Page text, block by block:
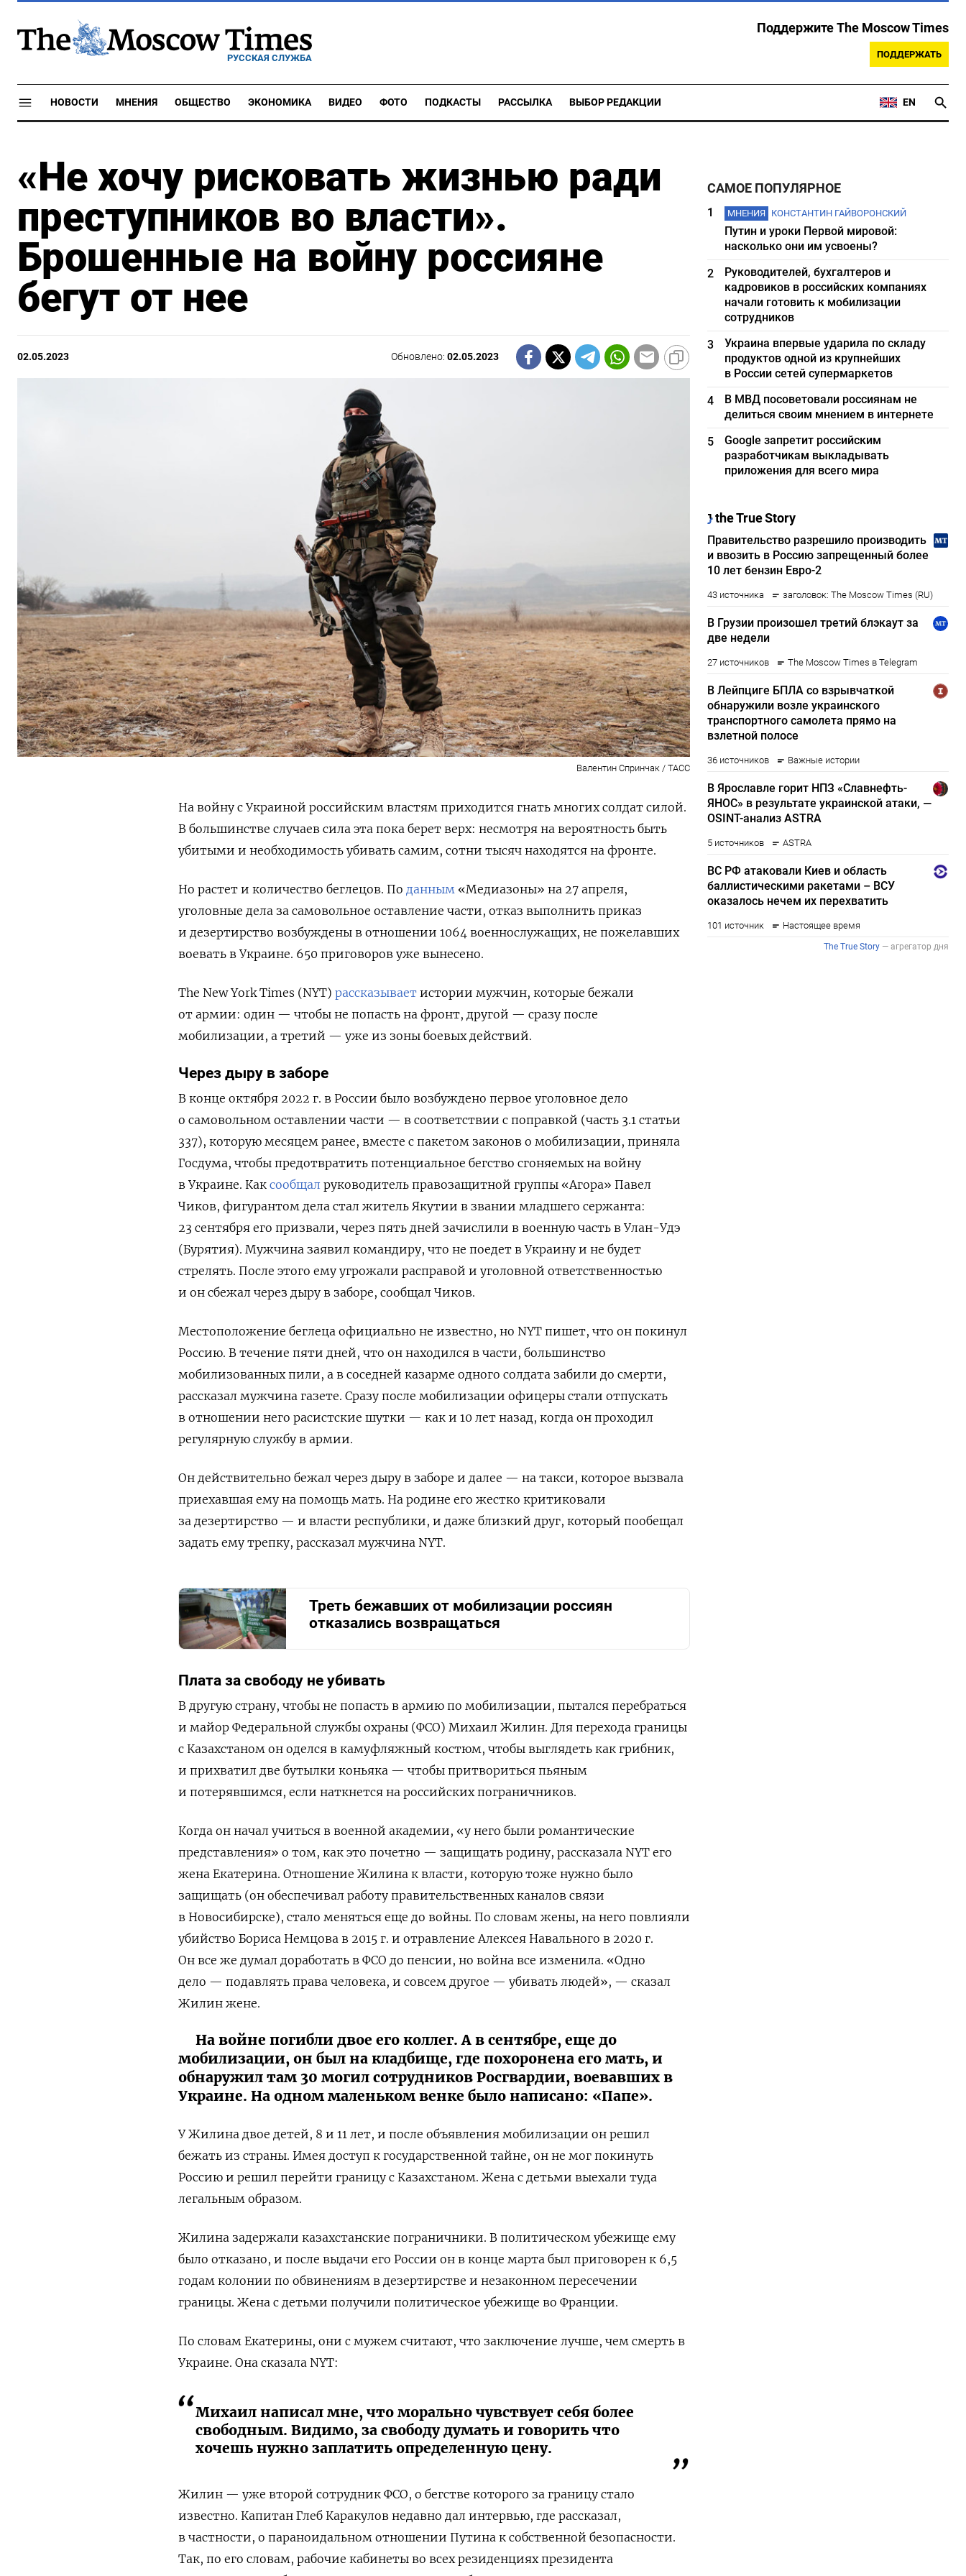
РУССКАЯ СЛУЖБА
Поддержите The Moscow Times
ПОДДЕРЖАТЬ
НОВОСТИ МНЕНИЯ ОБЩЕСТВО ЭКОНОМИКА ВИДЕО ФОТО ПОДКАСТЫ РАССЫЛКА ВЫБОР РЕДАКЦИИ EN
«Не хочу рисковать жизнью ради
преступников во власти».
Брошенные на войну россияне
бегут от нее
02.05.2023 Обновлено:02.05.2023
Валентин Спринчак / ТАСС
На войну с Украиной российским властям приходится гнать многих солдат силой.
В большинстве случаев сила эта пока берет верх: несмотря на вероятность быть
убитыми и необходимость убивать самим, сотни тысяч находятся на фронте.
Но растет и количество беглецов. По данным «Медиазоны» на 27 апреля,
уголовные дела за самовольное оставление части, отказ выполнить приказ
и дезертирство возбуждены в отношении 1064 военнослужащих, не пожелавших
воевать в Украине. 650 приговоров уже вынесено.
The New York Times (NYT) рассказывает истории мужчин, которые бежали
от армии: один — чтобы не попасть на фронт, другой — сразу после
мобилизации, а третий — уже из зоны боевых действий.
Через дыру в заборе
В конце октября 2022 г. в России было возбуждено первое уголовное дело
о самовольном оставлении части — в соответствии с поправкой (часть 3.1 статьи
337), которую месяцем ранее, вместе с пакетом законов о мобилизации, приняла
Госдума, чтобы предотвратить потенциальное бегство сгоняемых на войну
в Украине. Как сообщал руководитель правозащитной группы «Агора» Павел
Чиков, фигурантом дела стал житель Якутии в звании младшего сержанта:
23 сентября его призвали, через пять дней зачислили в военную часть в Улан-Удэ
(Бурятия). Мужчина заявил командиру, что не поедет в Украину и не будет
стрелять. После этого ему угрожали расправой и уголовной ответственностью
и он сбежал через дыру в заборе, сообщал Чиков.
Местоположение беглеца официально не известно, но NYT пишет, что он покинул
Россию. В течение пяти дней, что он находился в части, большинство
мобилизованных пили, а в соседней казарме одного солдата забили до смерти,
рассказал мужчина газете. Сразу после мобилизации офицеры стали отпускать
в отношении него расистские шутки — как и 10 лет назад, когда он проходил
регулярную службу в армии.
Он действительно бежал через дыру в заборе и далее — на такси, которое вызвала
приехавшая ему на помощь мать. На родине его жестко критиковали
за дезертирство — и власти республики, и даже близкий друг, который пообещал
задать ему трепку, рассказал мужчина NYT.
Треть бежавших от мобилизации россиян
отказались возвращаться
Плата за свободу не убивать
В другую страну, чтобы не попасть в армию по мобилизации, пытался перебраться
и майор Федеральной службы охраны (ФСО) Михаил Жилин. Для перехода границы
с Казахстаном он оделся в камуфляжный костюм, чтобы выглядеть как грибник,
и прихватил две бутылки коньяка — чтобы притвориться пьяным
и потерявшимся, если наткнется на российских пограничников.
Когда он начал учиться в военной академии, «у него были романтические
представления» о том, как это почетно — защищать родину, рассказала NYT его
жена Екатерина. Отношение Жилина к власти, которую тоже нужно было
защищать (он обеспечивал работу правительственных каналов связи
в Новосибирске), стало меняться еще до войны. По словам жены, на него повлияли
убийство Бориса Немцова в 2015 г. и отравление Алексея Навального в 2020 г.
Он все же думал доработать в ФСО до пенсии, но война все изменила. «Одно
дело — подавлять права человека, и совсем другое — убивать людей», — сказал
Жилин жене.
На войне погибли двое его коллег. А в сентябре, еще до
мобилизации, он был на кладбище, где похоронена его мать, и
обнаружил там 30 могил сотрудников Росгвардии, воевавших в
Украине. На одном маленьком венке было написано: «Папе».
У Жилина двое детей, 8 и 11 лет, и после объявления мобилизации он решил
бежать из страны. Имея доступ к государственной тайне, он не мог покинуть
Россию и решил перейти границу с Казахстаном. Жена с детьми выехали туда
легальным образом.
Жилина задержали казахстанские пограничники. В политическом убежище ему
было отказано, и после выдачи его России он в конце марта был приговорен к 6,5
годам колонии по обвинениям в дезертирстве и незаконном пересечении
границы. Жена с детьми получили политическое убежище во Франции.
По словам Екатерины, они с мужем считают, что заключение лучше, чем смерть в
Украине. Она сказала NYT:
Михаил написал мне, что морально чувствует себя более
свободным. Видимо, за свободу думать и говорить что
хочешь нужно заплатить определенную цену.
Жилин — уже второй сотрудник ФСО, о бегстве которого за границу стало
известно. Капитан Глеб Каракулов недавно дал интервью, где рассказал,
в частности, о параноидальном отношении Путина к собственной безопасности.
Так, по его словам, рабочие кабинеты во всех резиденциях президента
САМОЕ ПОПУЛЯРНОЕ
1 МНЕНИЯ КОНСТАНТИН ГАЙВОРОНСКИЙ
Путин и уроки Первой мировой:
насколько они им усвоены?
2
Руководителей, бухгалтеров и
кадровиков в российских компаниях
начали готовить к мобилизации
сотрудников
3
Украина впервые ударила по складу
продуктов одной из крупнейших
в России сетей супермаркетов
4
В МВД посоветовали россиянам не
делиться своим мнением в интернете
5
Google запретит российским
разработчикам выкладывать
приложения для всего мира